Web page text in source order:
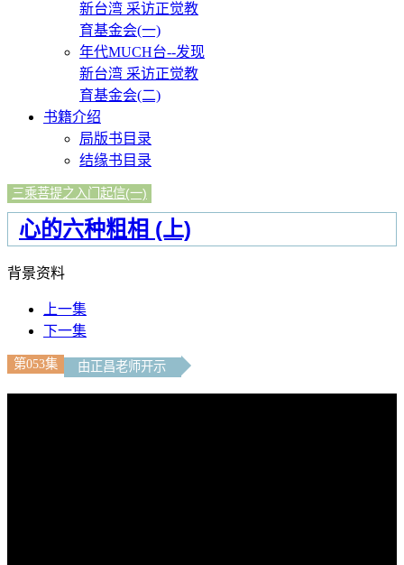
新台湾 采访正觉教
育基金会(一)
年代MUCH台--发现
新台湾 采访正觉教
育基金会(二)
书籍介绍
局版书目录
结缘书目录
三乘菩提之入门起信(一)
心的六种粗相 (上)
背景资料
上一集
下一集
第053集 由正昌老师开示